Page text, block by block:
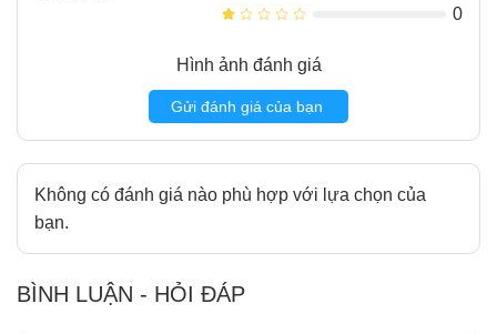
0
Hình ảnh đánh giá
Gửi đánh giá của bạn
Không có đánh giá nào phù hợp với lựa chọn của
bạn.
BÌNH LUẬN - HỎI ĐÁP